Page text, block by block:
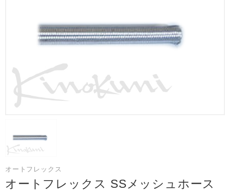
オートフレックス
オートフレックス SSメッシュホース